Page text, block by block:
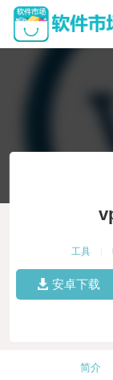
工具
安卓下载
简介